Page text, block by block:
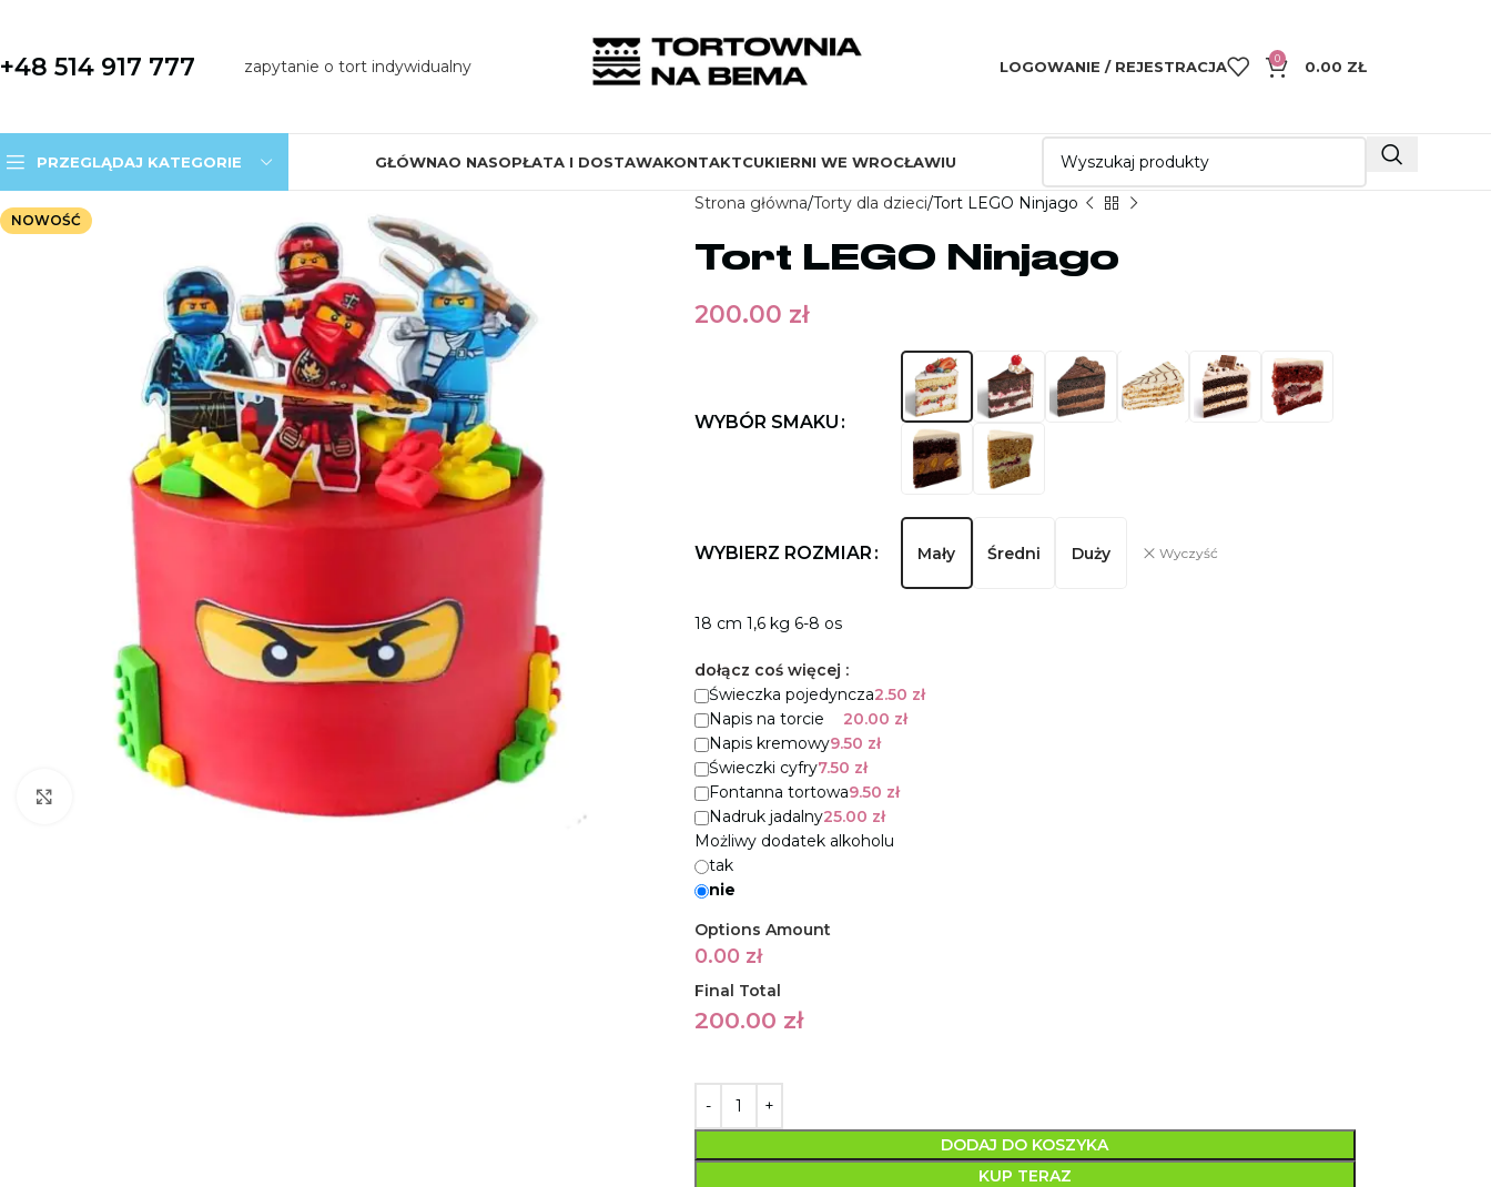
+48 514 917 777 zapytanie o tort indywidualny LOGOWANIE / REJESTRACJA 0 0.00 ZŁ
PRZEGLĄDAJ KATEGORIE GŁÓWNAO NASOPŁATA I DOSTAWAKONTAKTCUKIERNI WE WROCŁAWIU
NOWOŚĆ
Kliknij aby powiększyć
Strona główna Torty dla dzieci Tort LEGO Ninjago
Tort LEGO Ninjago
200.00 zł
WYBÓR SMAKU
WYBIERZ ROZMIAR Mały Średni Duży Wyczyść
18 cm 1,6 kg 6-8 os
dołącz coś więcej :
Świeczka pojedyncza2.50 zł
Napis na torcie
20.00 zł
Napis kremowy9.50 zł
Świeczki cyfry7.50 zł
Fontanna tortowa9.50 zł
Nadruk jadalny25.00 zł
Możliwy dodatek alkoholu
tak
nie
Options Amount
0.00 zł
Final Total
200.00 zł
DODAJ DO KOSZYKA
KUP TERAZ